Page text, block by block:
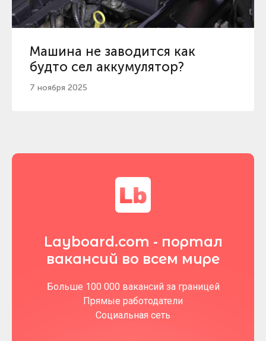
Машина не заводится как
будто сел аккумулятор?
7 ноября 2025
Layboard.com - портал
вакансий во всем мире
Больше 100 000 вакансий за границей
Прямые работодатели
Социальная сеть